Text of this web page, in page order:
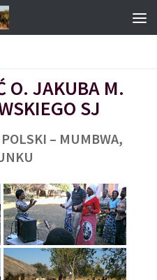
O. JAKUBA M.
SJ
– MUMBWA,